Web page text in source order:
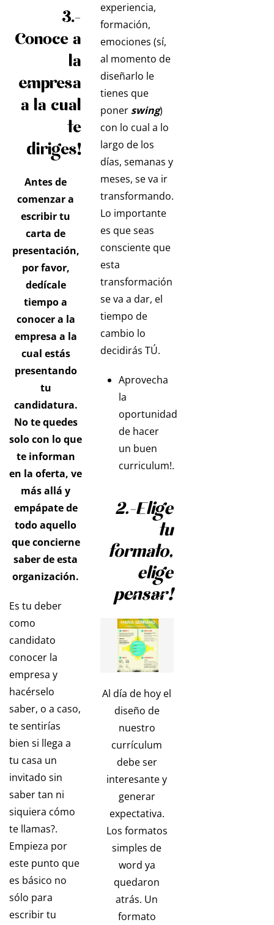
3.-
Conoce a
la
empresa
a la cual
te
diriges!
Antes de
comenzar a
escribir tu
carta de
presentación,
por favor,
dedícale
tiempo a
conocer a la
empresa a la
cual estás
presentando
tu
candidatura.
No te quedes
solo con lo que
te informan
en la oferta, ve
más allá y
empápate de
todo aquello
que concierne
saber de esta
organización.
Es tu deber
como
candidato
conocer la
empresa y
hacérselo
saber, o a caso,
te sentirías
bien si llega a
tu casa un
invitado sin
saber tan ni
siquiera cómo
te llamas?.
Empieza por
este punto que
es básico no
sólo para
escribir tu
experiencia,
formación,
emociones (sí,
al momento de
diseñarlo le
tienes que
poner swing)
con lo cual a lo
largo de los
días, semanas y
meses, se va ir
transformando.
Lo importante
es que seas
consciente que
esta
transformación
se va a dar, el
tiempo de
cambio lo
decidirás TÚ.
Aprovecha
la
oportunidad
de hacer
un buen
curriculum!.
2.-Elige
tu
formato,
elige
pensar!
Al día de hoy el
diseño de
nuestro
currículum
debe ser
interesante y
generar
expectativa.
Los formatos
simples de
word ya
quedaron
atrás. Un
formato